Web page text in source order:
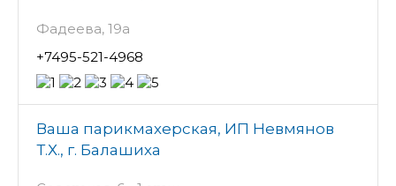
Фадеева, 19а
+7495-521-4968
Ваша парикмахерская, ИП Невмянов
Т.Х., г. Балашиха